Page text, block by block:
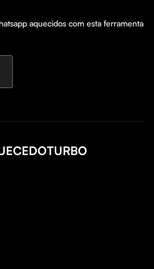
aquecidos com esta ferramenta